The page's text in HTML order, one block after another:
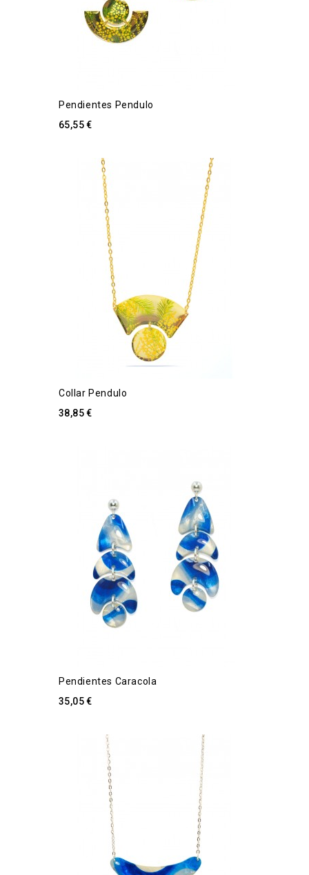
Pendientes Pendulo
65,55 €
Collar Pendulo
38,85 €
Pendientes Caracola
35,05 €